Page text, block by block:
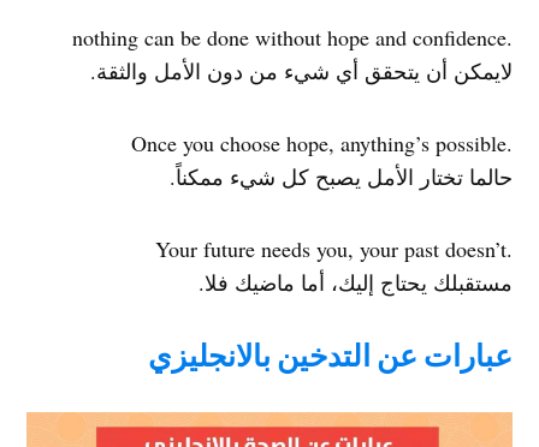
.nothing can be done without hope and confidence
لايمكن أن يتحقق أي شيء من دون الأمل والثقة.
.Once you choose hope, anything’s possible
حالما تختار الأمل يصبح كل شيء ممكناً.
.Your future needs you, your past doesn’t
مستقبلك يحتاج إليك، أما ماضيك فلا.
عبارات عن التدخين بالانجليزي